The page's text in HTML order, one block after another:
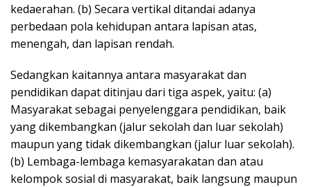
kedaerahan. (b) Secara vertikal ditandai adanya
perbedaan pola kehidupan antara lapisan atas,
menengah, dan lapisan rendah.
Sedangkan kaitannya antara masyarakat dan
pendidikan dapat ditinjau dari tiga aspek, yaitu: (a)
Masyarakat sebagai penyelenggara pendidikan, baik
yang dikembangkan (jalur sekolah dan luar sekolah)
maupun yang tidak dikembangkan (jalur luar sekolah).
(b) Lembaga-lembaga kemasyarakatan dan atau
kelompok sosial di masyarakat, baik langsung maupun